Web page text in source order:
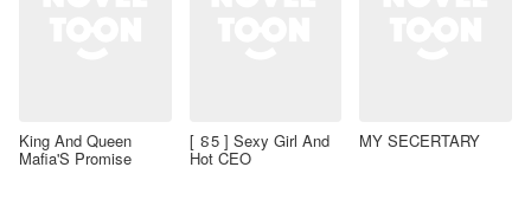
King And Queen
Mafia'S Promise
[ ៜ5 ] Sexy Girl And
Hot CEO
MY SECERTARY